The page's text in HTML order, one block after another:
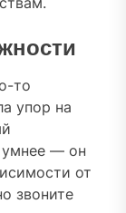
то
упор на
умнее — он
от
звоните